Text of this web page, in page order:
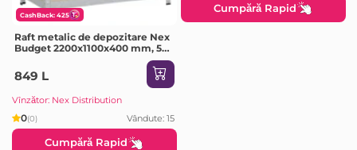
CashBack: 425
Raft metalic de depozitare Nex
Budget 2200x1100x400 mm, 5
849 L
Vînzător: Nex Distribution
0(0) Vândute: 15
Cumpără Rapid
Cumpără Rapid